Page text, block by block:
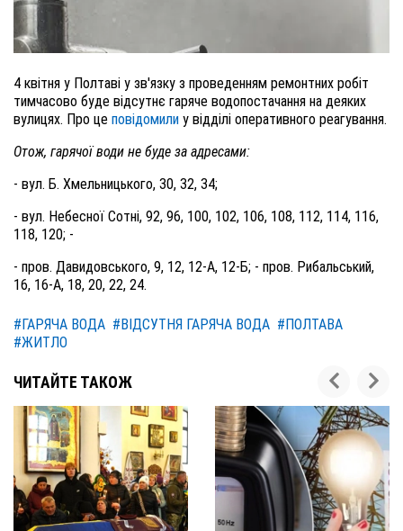
4 квітня у Полтаві у зв'язку з проведенням ремонтних робіт
тимчасово буде відсутнє гаряче водопостачання на деяких
вулицях. Про це повідомили у відділі оперативного реагування.
Отож, гарячої води не буде за адресами:
- вул. Б. Хмельницького, 30, 32, 34;
- вул. Небесної Сотні, 92, 96, 100, 102, 106, 108, 112, 114, 116,
118, 120; -
- пров. Давидовського, 9, 12, 12-А, 12-Б; - пров. Рибальський,
16, 16-А, 18, 20, 22, 24.
#ГАРЯЧА ВОДА #ВІДСУТНЯ ГАРЯЧА ВОДА #ПОЛТАВА
#ЖИТЛО
ЧИТАЙТЕ ТАКОЖ